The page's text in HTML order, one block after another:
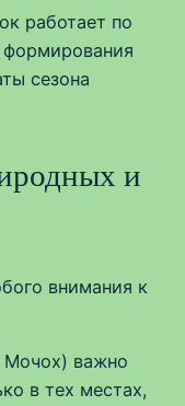
работает по
сезона
и
внимания к
важно
в тех местах,